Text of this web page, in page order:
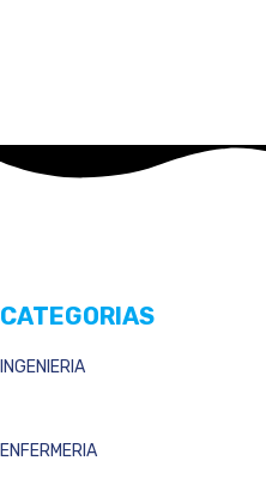
CATEGORIAS
INGENIERIA
ENFERMERIA